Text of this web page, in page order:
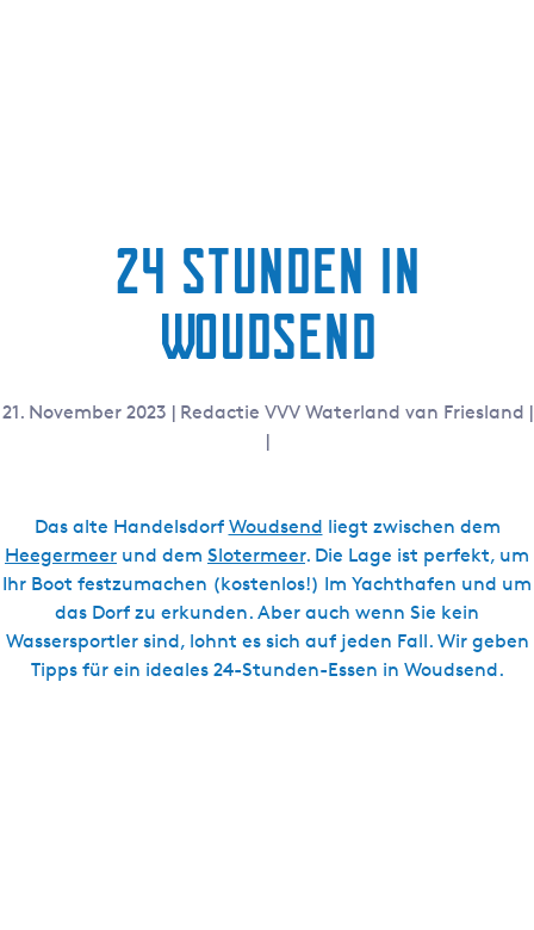
24 Stunden in
Woudsend
21. November 2023 | Redactie VVV Waterland van Friesland |
|
Das alte Handelsdorf Woudsend liegt zwischen dem
Heegermeer und dem Slotermeer. Die Lage ist perfekt, um
Ihr Boot festzumachen (kostenlos!) Im Yachthafen und um
das Dorf zu erkunden. Aber auch wenn Sie kein
Wassersportler sind, lohnt es sich auf jeden Fall. Wir geben
Tipps für ein ideales 24-Stunden-Essen in Woudsend.